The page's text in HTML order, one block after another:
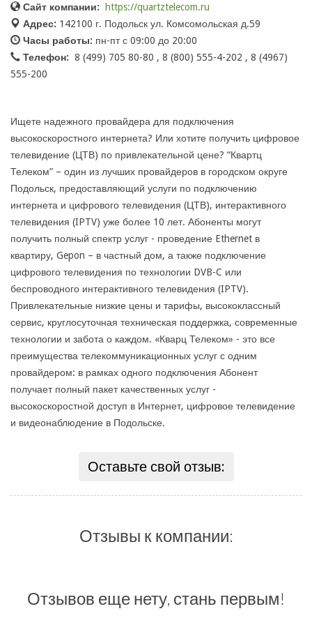
Сайт компании:
https://quartztelecom.ru
Адрес: 142100 г. Подольск ул. Комсомольская д.59
Часы работы: пн-пт с 09:00 до 20:00
Телефон: 8 (499) 705 80-80 , 8 (800) 555-4-202 , 8 (4967)
555-200
Ищете надежного провайдера для подключения
высокоскоростного интернета? Или хотите получить цифровое
телевидение (ЦТВ) по привлекательной цене? “Квартц
Телеком” – один из лучших провайдеров в городском округе
Подольск, предоставляющий услуги по подключению
интернета и цифрового телевидения (ЦТВ), интерактивного
телевидения (IPTV) уже более 10 лет. Абоненты могут
получить полный спектр услуг - проведение Ethernet в
квартиру, Gepon – в частный дом, а также подключение
цифрового телевидения по технологии DVB-C или
беспроводного интерактивного телевидения (IPTV).
Привлекательные низкие цены и тарифы, высококлассный
сервис, круглосуточная техническая поддержка, современные
технологии и забота о каждом. «Кварц Телеком» - это все
преимущества телекоммуникационных услуг с одним
провайдером: в рамках одного подключения Абонент
получает полный пакет качественных услуг -
высокоскоростной доступ в Интернет, цифровое телевидение
и видеонаблюдение в Подольске.
Оставьте свой отзыв:
Отзывы к компании:
Отзывов еще нету, стань первым!